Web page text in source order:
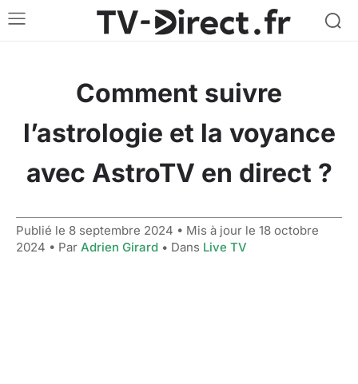
Comment suivre
l’astrologie et la voyance
avec AstroTV en direct ?
Publié le 8 septembre 2024 • Mis à jour le 18 octobre
2024 • Par Adrien Girard • Dans Live TV